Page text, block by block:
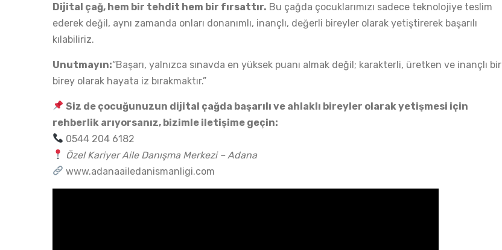
Dijital çağ, hem bir tehdit hem bir fırsattır. Bu çağda çocuklarımızı sadece teknolojiye teslim
ederek değil, aynı zamanda onları donanımlı, inançlı, değerli bireyler olarak yetiştirerek başarılı
kılabiliriz.
Unutmayın:“Başarı, yalnızca sınavda en yüksek puanı almak değil; karakterli, üretken ve inançlı bir
birey olarak hayata iz bırakmaktır.”
Siz de çocuğunuzun dijital çağda başarılı ve ahlaklı bireyler olarak yetişmesi için
rehberlik arıyorsanız, bizimle iletişime geçin:
0544 204 6182
Özel Kariyer Aile Danışma Merkezi – Adana
www.adanaailedanismanligi.com